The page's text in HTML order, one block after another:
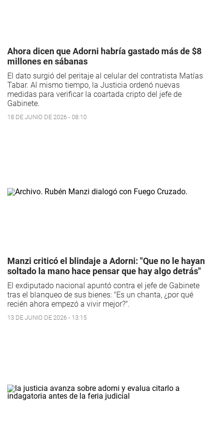
Ahora dicen que Adorni habría gastado más de $8
millones en sábanas
El dato surgió del peritaje al celular del contratista Matías
Tabar. Al mismo tiempo, la Justicia ordenó nuevas
medidas para verificar la coartada cripto del jefe de
Gabinete.
18 DE JUNIO DE 2026 - 08:10
Manzi criticó el blindaje a Adorni: "Que no le hayan
soltado la mano hace pensar que hay algo detrás"
El exdiputado nacional apuntó contra el jefe de Gabinete
tras el blanqueo de sus bienes: "Es un chanta, ¿por qué
recién ahora empezó a vivir mejor?".
13 DE JUNIO DE 2026 - 13:15